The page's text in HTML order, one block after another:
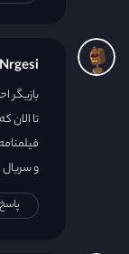
Nrgesi
بازیگر
تا الان
و
پاسخ